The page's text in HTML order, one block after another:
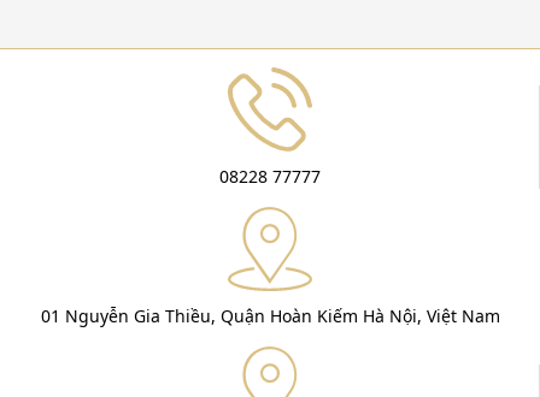
08228 77777
01 Nguyễn Gia Thiều, Quận Hoàn Kiếm Hà Nội, Việt Nam